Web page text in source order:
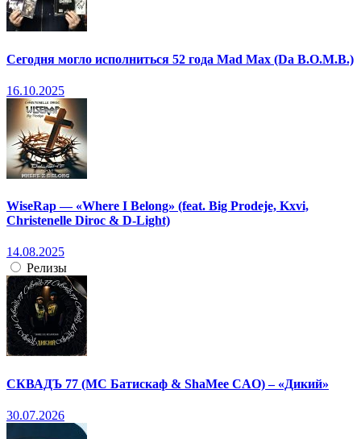
Сегодня могло исполниться 52 года Mad Max (Da B.O.M.B.)
16.10.2025
WiseRap — «Where I Belong» (feat. Big Prodeje, Kxvi,
Christenelle Diroc & D-Light)
14.08.2025
Релизы
СКВАДЪ 77 (МС Батискаф & ShaMee CAO) – «Дикий»
30.07.2026